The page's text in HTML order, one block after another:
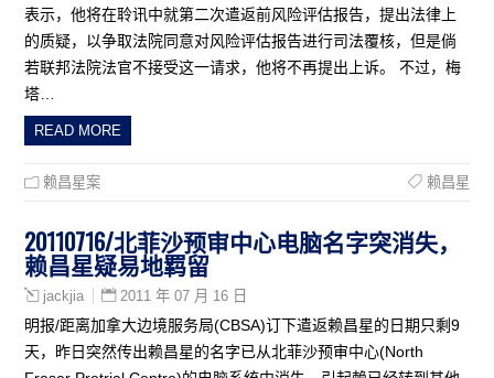
表示，他将在聆讯中就第二次遣返前风险评估报告，提出法律上
的质疑，以争取法院同意对风险评估报告进行司法覆核，但是倘
若联邦法院法官不接受这一请求，他将不再提出上诉。 不过，梅
塔…
READ MORE
赖昌星案 赖昌星
20110716/北菲沙预审中心电脑名字突消失，
赖昌星疑易地羁留
jackjia 2011 年 07 月 16 日
明报/距离加拿大边境服务局(CBSA)订下遣返赖昌星的日期只剩9
天，昨日突然传出赖昌星的名字已从北菲沙预审中心(North